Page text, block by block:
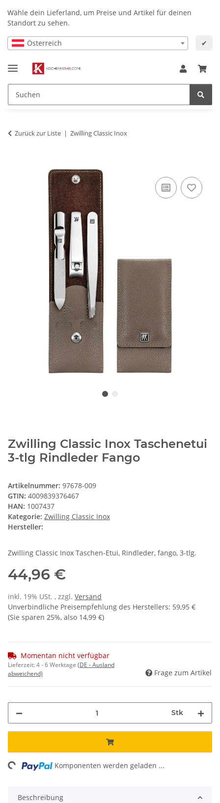
Wähle dein Lieferland, um Preise und Artikel für deinen
Standort zu sehen.
Österreich ✔
Zurück zur Liste Zwilling Classic Inox
Zwilling Classic Inox Taschenetui
3-tlg Rindleder Fango
Artikelnummer: 97678-009
GTIN: 4009839376467
HAN: 1007437
Kategorie: Zwilling Classic Inox
Hersteller:
Zwilling Classic Inox Taschen-Etui, Rindleder, fango, 3-tlg.
44,96 €
inkl. 19% USt. , zzgl. Versand
Unverbindliche Preisempfehlung des Herstellers: 59,95 €
(Sie sparen 25%, also 14,99 €)
Momentan nicht verfügbar
Lieferzeit:4 - 6 Werktage (DE - Ausland
abweichend)
Frage zum Artikel
Stk
Komponenten werden geladen ...
Beschreibung